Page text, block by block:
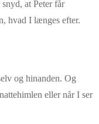
at Peter får
hvad I længes efter.
og hinanden. Og
eller når I ser